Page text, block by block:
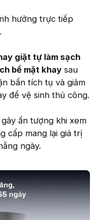
hưởng trực tiếp
giặt tự làm sạch
bề mặt khay sau
bẩn tích tụ và giảm
để vệ sinh thủ công.
ấn tượng khi xem
cấp mang lại giá trị
ngày.